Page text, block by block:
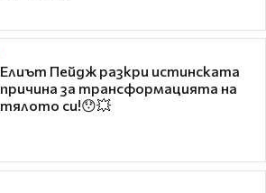
Елиът Пейдж разкри истинската
причина за трансформацията на
тялото си!😯💥